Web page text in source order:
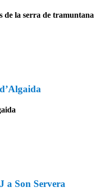
de la serra de tramuntana
a Son Servera